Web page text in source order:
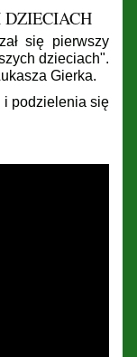
DZIECIACH
się pierwszy
dzieciach".
Gierka.
i podzielenia się